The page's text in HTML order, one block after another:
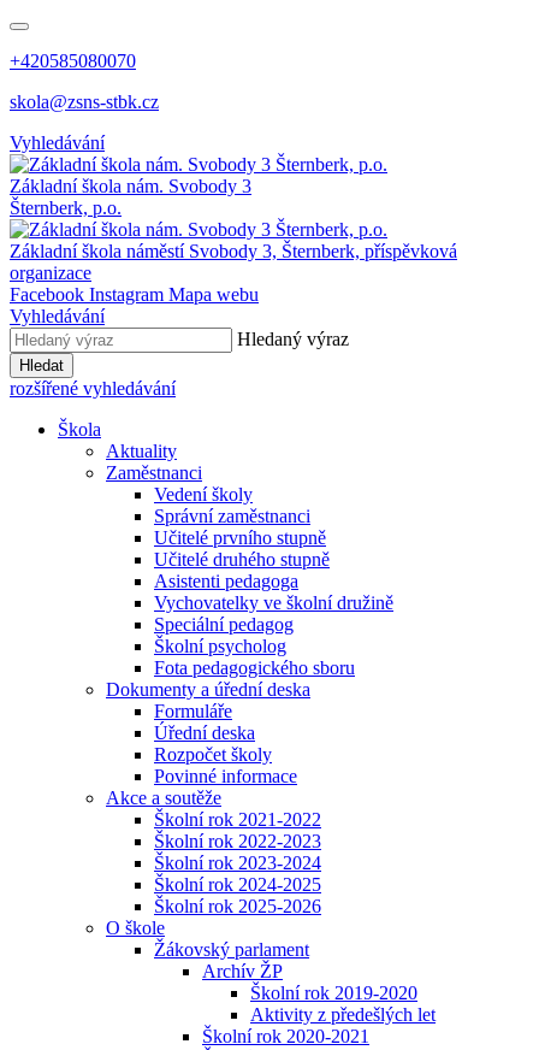
+420585080070
skola@zsns-stbk.cz
Vyhledávání
Základní škola nám. Svobody 3
Šternberk, p.o.
Základní škola náměstí Svobody 3, Šternberk, příspěvková
organizace
Facebook Instagram Mapa webu
Vyhledávání
Hledaný výraz
Hledat
rozšířené vyhledávání
Škola
Aktuality
Zaměstnanci
Vedení školy
Správní zaměstnanci
Učitelé prvního stupně
Učitelé druhého stupně
Asistenti pedagoga
Vychovatelky ve školní družině
Speciální pedagog
Školní psycholog
Fota pedagogického sboru
Dokumenty a úřední deska
Formuláře
Úřední deska
Rozpočet školy
Povinné informace
Akce a soutěže
Školní rok 2021-2022
Školní rok 2022-2023
Školní rok 2023-2024
Školní rok 2024-2025
Školní rok 2025-2026
O škole
Žákovský parlament
Archív ŽP
Školní rok 2019-2020
Aktivity z předešlých let
Školní rok 2020-2021